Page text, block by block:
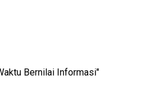
Bernilai Informasi"